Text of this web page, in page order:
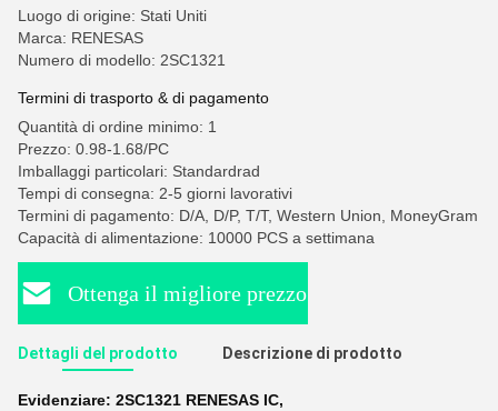
Luogo di origine: Stati Uniti
Marca: RENESAS
Numero di modello: 2SC1321
Termini di trasporto & di pagamento
Quantità di ordine minimo: 1
Prezzo: 0.98-1.68/PC
Imballaggi particolari: Standardrad
Tempi di consegna: 2-5 giorni lavorativi
Termini di pagamento: D/A, D/P, T/T, Western Union, MoneyGram
Capacità di alimentazione: 10000 PCS a settimana
Ottenga il migliore prezzo
Dettagli del prodotto Descrizione di prodotto
Evidenziare: 2SC1321 RENESAS IC,